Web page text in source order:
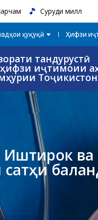
Суруди миллӣ
ҳуқуқӣ Ҳифзи
тандурустӣ
ҳифзи иҷтимоии
Тоҷикистон
Иштирок